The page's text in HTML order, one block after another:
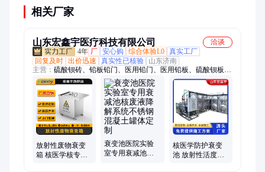
相关厂家
山东宏鑫宇医疗科技有限公司
洽谈
4年 厂 安心购 综合体验L0 真实工厂
回复及时 出价迅速 真实性已核验
山东济南
主营： 硫酸钡砖、铅板铅门、医用铅门、医用铅板、硫酸钡板、
防辐射铅门、防辐射铅房、防辐射铅板、工业探伤房、净化单开
铅门、医用防护工程、防辐射硫酸钡、防辐射铅玻璃、净化单开
病房门、核磁共振屏蔽室
放射性废物衰变
箱 核医学核专用
衰变池医院实验
室专用衰减池核
核医学防护衰变
池 放射性活度测